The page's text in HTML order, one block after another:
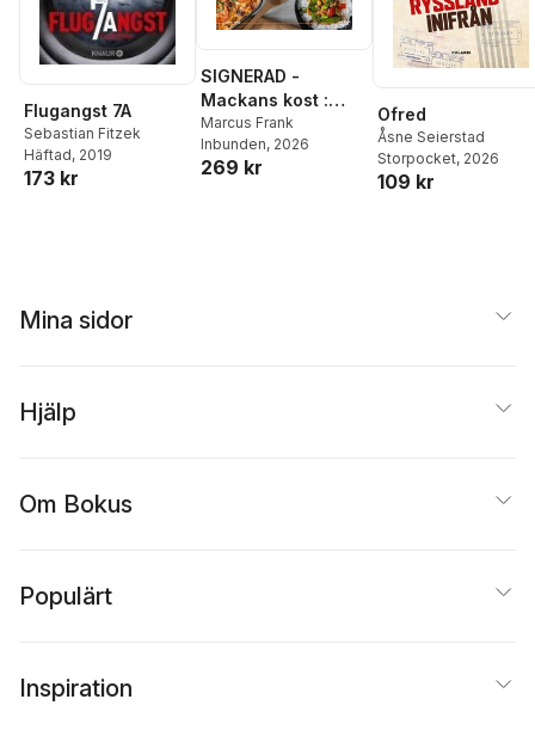
Flugangst 7A
Sebastian Fitzek
Häftad, 2019
173 kr
SIGNERAD -
Mackans kost :
Middagar och
matlådor
Marcus Frank
Inbunden, 2026
269 kr
Ofred
Åsne Seierstad
Storpocket, 2026
109 kr
Mina sidor
Hjälp
Om Bokus
Populärt
Inspiration